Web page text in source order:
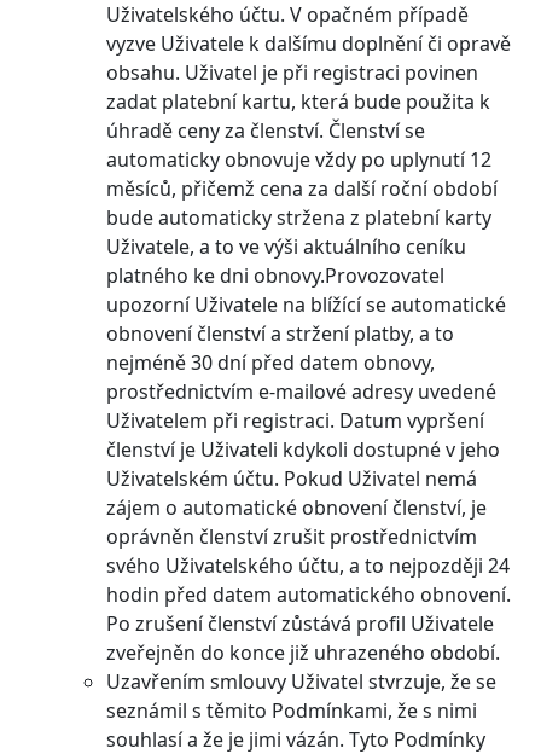
Uživatelského účtu. V opačném případě
vyzve Uživatele k dalšímu doplnění či opravě
obsahu. Uživatel je při registraci povinen
zadat platební kartu, která bude použita k
úhradě ceny za členství. Členství se
automaticky obnovuje vždy po uplynutí 12
měsíců, přičemž cena za další roční období
bude automaticky stržena z platební karty
Uživatele, a to ve výši aktuálního ceníku
platného ke dni obnovy.Provozovatel
upozorní Uživatele na blížící se automatické
obnovení členství a stržení platby, a to
nejméně 30 dní před datem obnovy,
prostřednictvím e-mailové adresy uvedené
Uživatelem při registraci. Datum vypršení
členství je Uživateli kdykoli dostupné v jeho
Uživatelském účtu. Pokud Uživatel nemá
zájem o automatické obnovení členství, je
oprávněn členství zrušit prostřednictvím
svého Uživatelského účtu, a to nejpozději 24
hodin před datem automatického obnovení.
Po zrušení členství zůstává profil Uživatele
zveřejněn do konce již uhrazeného období.
Uzavřením smlouvy Uživatel stvrzuje, že se
seznámil s těmito Podmínkami, že s nimi
souhlasí a že je jimi vázán. Tyto Podmínky